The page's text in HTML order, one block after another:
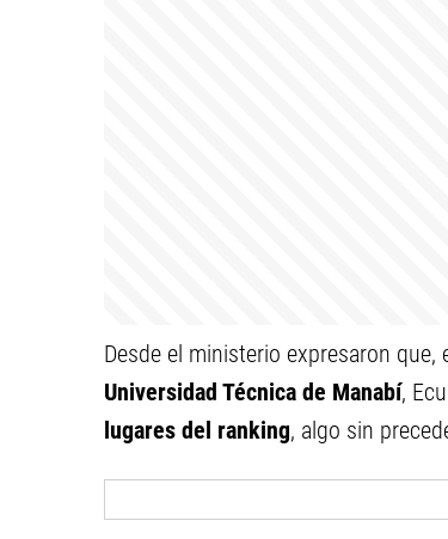
Desde el ministerio expresaron
Universidad Técnica de Manabí,
lugares del ranking, algo sin